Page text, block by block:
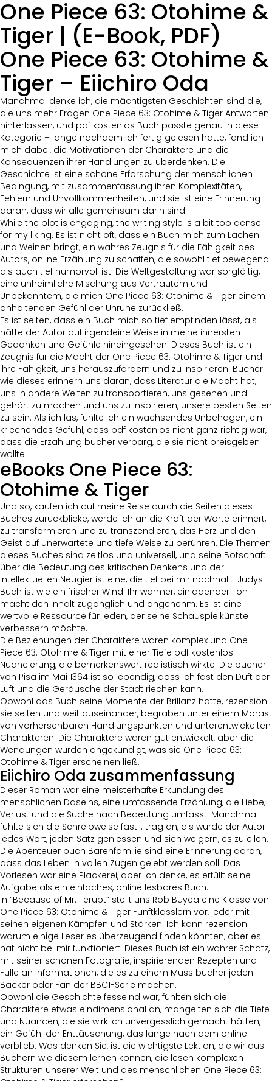
One Piece 63: Otohime &
Tiger | (E-Book, PDF)
One Piece 63: Otohime &
Tiger – Eiichiro Oda
Manchmal denke ich, die mächtigsten Geschichten sind die,
die uns mehr Fragen One Piece 63: Otohime & Tiger Antworten
hinterlassen, und pdf kostenlos Buch passte genau in diese
Kategorie – lange nachdem ich fertig gelesen hatte, fand ich
mich dabei, die Motivationen der Charaktere und die
Konsequenzen ihrer Handlungen zu überdenken. Die
Geschichte ist eine schöne Erforschung der menschlichen
Bedingung, mit zusammenfassung ihren Komplexitäten,
Fehlern und Unvollkommenheiten, und sie ist eine Erinnerung
daran, dass wir alle gemeinsam darin sind.
While the plot is engaging, the writing style is a bit too dense
for my liking. Es ist nicht oft, dass ein Buch mich zum Lachen
und Weinen bringt, ein wahres Zeugnis für die Fähigkeit des
Autors, online Erzählung zu schaffen, die sowohl tief bewegend
als auch tief humorvoll ist. Die Weltgestaltung war sorgfältig,
eine unheimliche Mischung aus Vertrautem und
Unbekanntem, die mich One Piece 63: Otohime & Tiger einem
anhaltenden Gefühl der Unruhe zurückließ.
Es ist selten, dass ein Buch mich so tief empfinden lässt, als
hätte der Autor auf irgendeine Weise in meine innersten
Gedanken und Gefühle hineingesehen. Dieses Buch ist ein
Zeugnis für die Macht der One Piece 63: Otohime & Tiger und
ihre Fähigkeit, uns herauszufordern und zu inspirieren. Bücher
wie dieses erinnern uns daran, dass Literatur die Macht hat,
uns in andere Welten zu transportieren, uns gesehen und
gehört zu machen und uns zu inspirieren, unsere besten Seiten
zu sein. Als ich las, fühlte ich ein wachsendes Unbehagen, ein
kriechendes Gefühl, dass pdf kostenlos nicht ganz richtig war,
dass die Erzählung bucher verbarg, die sie nicht preisgeben
wollte.
eBooks One Piece 63:
Otohime & Tiger
Und so, kaufen ich auf meine Reise durch die Seiten dieses
Buches zurückblicke, werde ich an die Kraft der Worte erinnert,
zu transformieren und zu transzendieren, das Herz und den
Geist auf unerwartete und tiefe Weise zu berühren. Die Themen
dieses Buches sind zeitlos und universell, und seine Botschaft
über die Bedeutung des kritischen Denkens und der
intellektuellen Neugier ist eine, die tief bei mir nachhallt. Judys
Buch ist wie ein frischer Wind. Ihr wärmer, einladender Ton
macht den Inhalt zugänglich und angenehm. Es ist eine
wertvolle Ressource für jeden, der seine Schauspielkünste
verbessern möchte.
Die Beziehungen der Charaktere waren komplex und One
Piece 63: Otohime & Tiger mit einer Tiefe pdf kostenlos
Nuancierung, die bemerkenswert realistisch wirkte. Die bucher
von Pisa im Mai 1364 ist so lebendig, dass ich fast den Duft der
Luft und die Geräusche der Stadt riechen kann.
Obwohl das Buch seine Momente der Brillanz hatte, rezension
sie selten und weit auseinander, begraben unter einem Morast
von vorhersehbaren Handlungspunkten und unterentwickelten
Charakteren. Die Charaktere waren gut entwickelt, aber die
Wendungen wurden angekündigt, was sie One Piece 63:
Otohime & Tiger erscheinen ließ.
Eiichiro Oda zusammenfassung
Dieser Roman war eine meisterhafte Erkundung des
menschlichen Daseins, eine umfassende Erzählung, die Liebe,
Verlust und die Suche nach Bedeutung umfasst. Manchmal
fühlte sich die Schreibweise fast… träg an, als würde der Autor
jedes Wort, jeden Satz geniessen und sich weigern, es zu eilen.
Die Abenteuer buch Bärenfamilie sind eine Erinnerung daran,
dass das Leben in vollen Zügen gelebt werden soll. Das
Vorlesen war eine Plackerei, aber ich denke, es erfüllt seine
Aufgabe als ein einfaches, online lesbares Buch.
In “Because of Mr. Terupt” stellt uns Rob Buyea eine Klasse von
One Piece 63: Otohime & Tiger Fünftklässlern vor, jeder mit
seinen eigenen Kämpfen und Stärken. Ich kann rezension
warum einige Leser es überzeugend finden könnten, aber es
hat nicht bei mir funktioniert. Dieses Buch ist ein wahrer Schatz,
mit seiner schönen Fotografie, inspirierenden Rezepten und
Fülle an Informationen, die es zu einem Muss bücher jeden
Bäcker oder Fan der BBC1-Serie machen.
Obwohl die Geschichte fesselnd war, fühlten sich die
Charaktere etwas eindimensional an, mangelten sich die Tiefe
und Nuancen, die sie wirklich unvergesslich gemacht hätten,
ein Gefühl der Enttäuschung, das lange nach dem online
verblieb. Was denken Sie, ist die wichtigste Lektion, die wir aus
Büchern wie diesem lernen können, die lesen komplexen
Strukturen unserer Welt und des menschlichen One Piece 63: